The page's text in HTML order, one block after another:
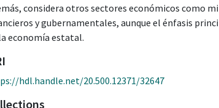
considera otros sectores económicos como
y gubernamentales, aunque el énfasis
economía estatal.
hdl.handle.net/20.500.12371/32647